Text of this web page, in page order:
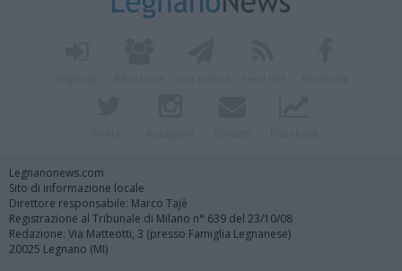
Legnanonews.com
Sito di informazione locale
Direttore responsabile: Marco Tajè
Registrazione al Tribunale di Milano n° 639 del 23/10/08
Redazione: Via Matteotti, 3 (presso Famiglia Legnanese)
20025 Legnano (MI)